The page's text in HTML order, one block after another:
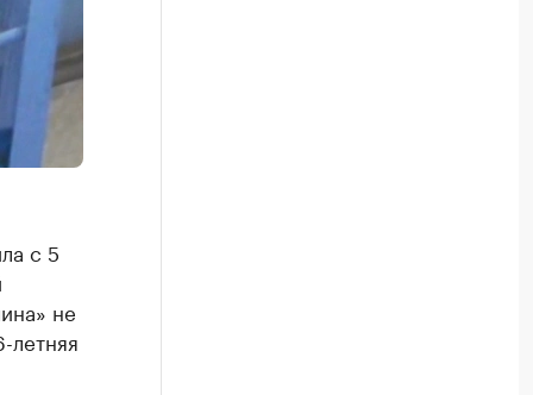
с 5
не
летняя